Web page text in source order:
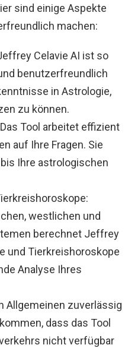
sind einige Aspekte
machen:
Celavie AI ist so
benutzerfreundlich
in Astrologie,
zu können.
Tool arbeitet effizient
auf Ihre Fragen. Sie
Ihre astrologischen
westlichen und
berechnet Jeffrey
und Tierkreishoroskope
Analyse Ihres
Allgemeinen zuverlässig
dass das Tool
nicht verfügbar